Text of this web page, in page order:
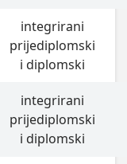
integrirani
prijediplomski
i diplomski
integrirani
prijediplomski
i diplomski